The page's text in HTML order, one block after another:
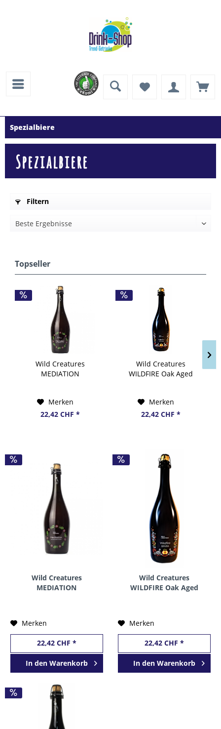
Spezialbiere
Spezialbiere
Filtern
Topseller
Wild Creatures
MEDIATION
7.2 % Tschechien
Merken
22,42 CHF *
Wild Creatures
WILDFIRE Oak Aged
Merken
22,42 CHF *
Wild Creatures
MEDIATION
Merken
22,42 CHF *
In den Warenkorb
Wild Creatures
WILDFIRE Oak Aged
Merken
22,42 CHF *
In den Warenkorb